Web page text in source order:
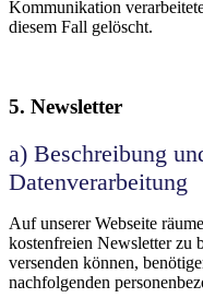
Kommunikation
diesem Fall gelöscht.
5. Newsletter
a) Beschreibung
Datenverarbeitung
Auf unserer Webseite
kostenfreien Newsletter zu
versenden können,
nachfolgenden